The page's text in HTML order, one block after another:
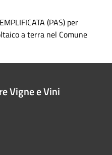
(PAS) per
a terra nel Comune
Vigne e Vini